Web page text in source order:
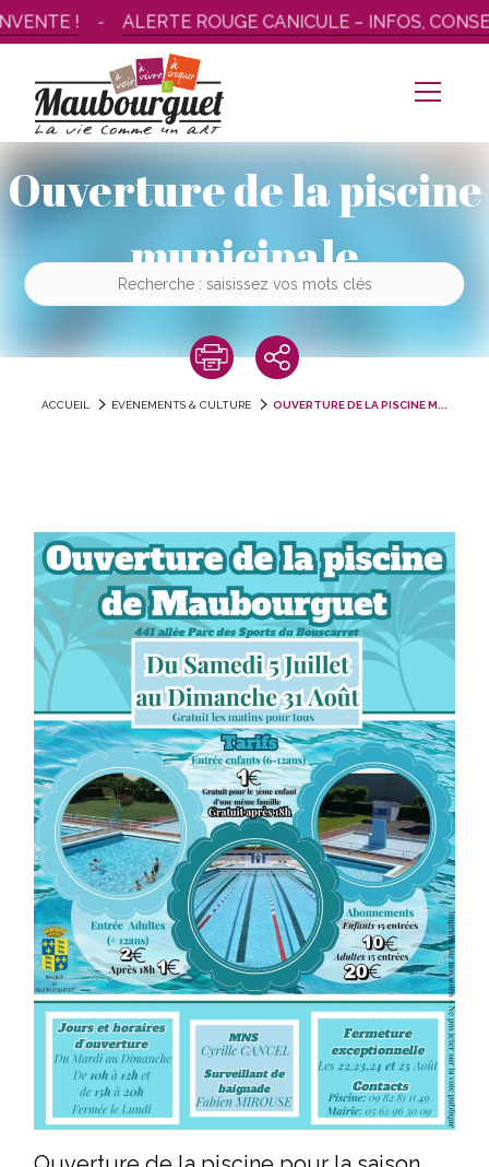
Aller
au
! ALERTE ROUGE CANICULE – INFOS,
Ouverture de la piscine
municipale
ACCUEIL ÉVÉNEMENTS & CULTURE OUVERTURE DE LA PISCINE M...